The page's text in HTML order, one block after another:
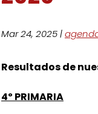
Mar 24, 2025|
Resultados de
4º PRIMARIA